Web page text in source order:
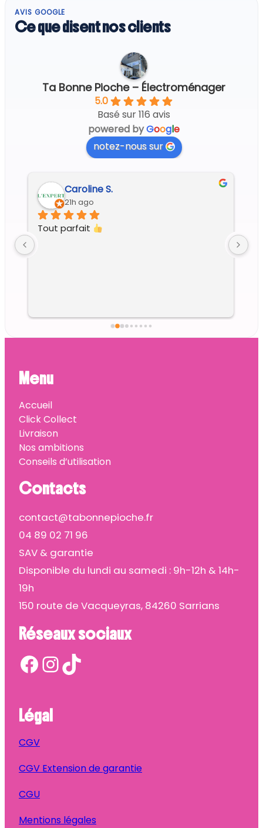
AVIS GOOGLE
Ce que disent nos clients
Ta Bonne Pioche – Électroménager
5.0
Basé sur 116 avis
powered byGoogle
notez-nous sur
Regine G.
4 days ago
Menu
Accueil
Click Collect
Livraison
Nos ambitions
Conseils d’utilisation
Contacts
contact@tabonnepioche.fr
04 89 02 71 96
SAV & garantie
Disponible du lundi au samedi : 9h-12h & 14h-
19h
150 route de Vacqueyras, 84260 Sarrians
Réseaux sociaux
Facebook InstagramTikTok
Légal
CGV
CGV Extension de garantie
CGU
Mentions légales